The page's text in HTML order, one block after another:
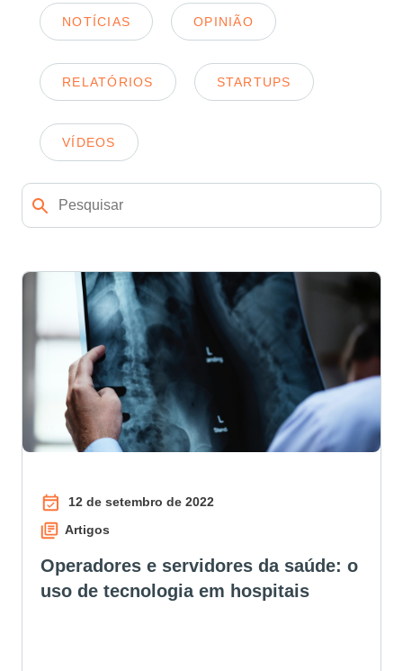
NOTÍCIAS OPINIÃO
RELATÓRIOS STARTUPS
VÍDEOS
12 de setembro de 2022
Artigos
Operadores e servidores da saúde: o
uso de tecnologia em hospitais